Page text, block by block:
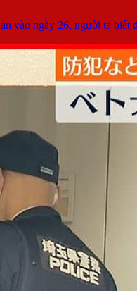
ngày 26, người ta